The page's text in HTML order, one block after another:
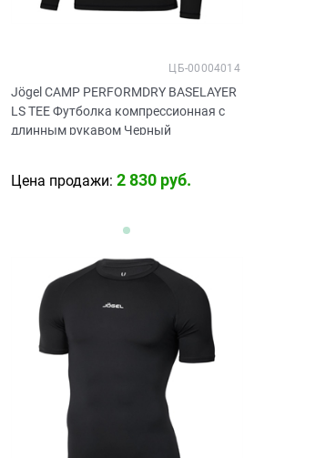
Jögel CAMP PERFORMDRY BASELAYER
LS TEE Футболка компрессионная с
длинным рукавом Черный
ЦБ-00004014
Цена продажи: 2 830 руб.